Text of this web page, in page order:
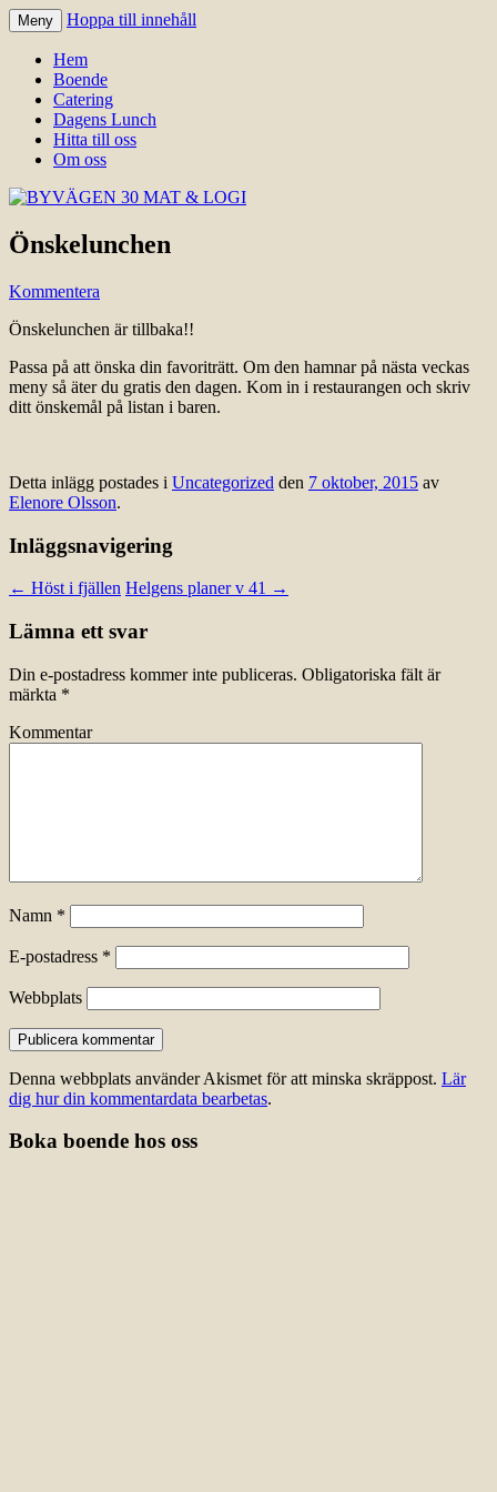
BYVÄGEN 30 MAT & LOGI
upplevelse hos oss.
Meny Hoppa till innehåll
Hem
Boende
Catering
Dagens Lunch
Hitta till oss
Om oss
Önskelunchen
Kommentera
Önskelunchen är tillbaka!!
Passa på att önska din favoriträtt. Om den hamnar på nästa veckas
meny så äter du gratis den dagen. Kom in i restaurangen och skriv
ditt önskemål på listan i baren.
Detta inlägg postades i Uncategorized den 7 oktober, 2015 av
Elenore Olsson.
Inläggsnavigering
← Höst i fjällen Helgens planer v 41 →
Lämna ett svar
Din e-postadress kommer inte publiceras. Obligatoriska fält är
märkta *
Kommentar
Namn *
E-postadress *
Webbplats
Denna webbplats använder Akismet för att minska skräppost. Lär
dig hur din kommentardata bearbetas.
Boka boende hos oss